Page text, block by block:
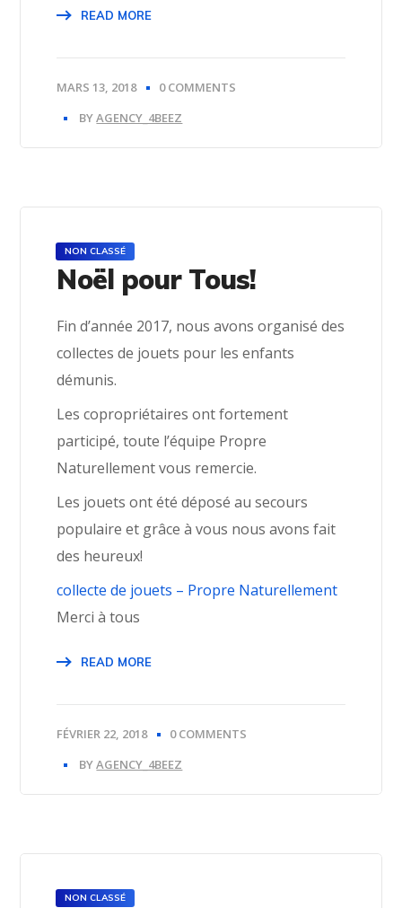
READ MORE
MARS 13, 2018
0 COMMENTS
BYAGENCY_4BEEZ
NON CLASSÉ
Noël pour Tous!
Fin d’année 2017, nous avons organisé des
collectes de jouets pour les enfants
démunis.
Les copropriétaires ont fortement
participé, toute l’équipe Propre
Naturellement vous remercie.
Les jouets ont été déposé au secours
populaire et grâce à vous nous avons fait
des heureux!
collecte de jouets – Propre Naturellement
Merci à tous
READ MORE
FÉVRIER 22, 2018
0 COMMENTS
BYAGENCY_4BEEZ
NON CLASSÉ